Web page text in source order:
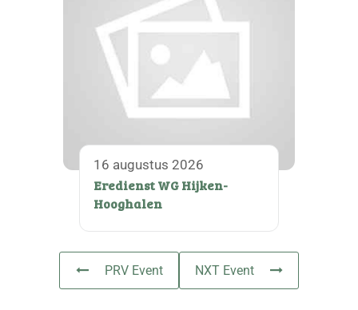
16 augustus 2026
Eredienst WG Hijken-
Hooghalen
PRV Event NXT Event